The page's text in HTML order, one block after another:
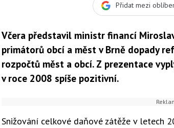
Přidat mezi
Včera představil ministr financí
primátorů obcí a měst v Brně dopady
rozpočtů měst a obcí. Z prezentace
v roce 2008 spíše pozitivní.
Snižování celkové daňové zátěže v letech